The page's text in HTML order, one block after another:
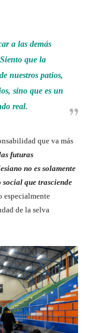
a las demás
que la
nuestros patios,
sino que es un
real.
que va más
futuras
no es solamente
social que trasciende
especialmente
de la selva